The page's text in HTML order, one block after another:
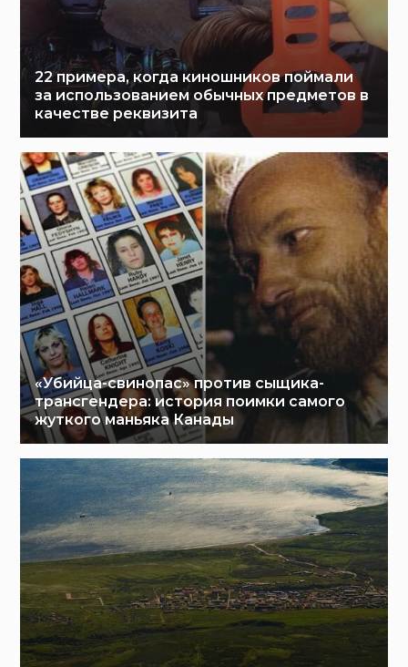
22 примера, когда киношников поймали
за использованием обычных предметов в
качестве реквизита
«Убийца-свинопас» против сыщика-
трансгендера: история поимки самого
жуткого маньяка Канады